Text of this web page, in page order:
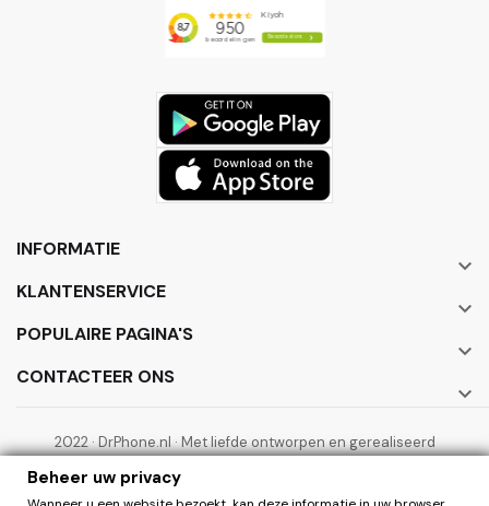
INFORMATIE

KLANTENSERVICE

POPULAIRE PAGINA'S

CONTACTEER ONS

2022 · DrPhone.nl · Met liefde ontworpen en gerealiseerd
Beheer uw privacy